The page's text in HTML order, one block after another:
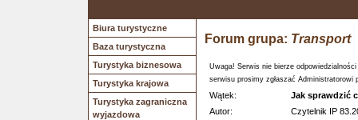
Biura turystyczne
Baza turystyczna
Turystyka biznesowa
Turystyka krajowa
Turystyka zagraniczna
wyjazdowa
Forum grupa: Transport
Uwaga! Serwis nie bierze
serwisu prosimy zgłaszać Administratorowi
Wątek:
Jak sprawdzić
Autor:
Czytelnik IP